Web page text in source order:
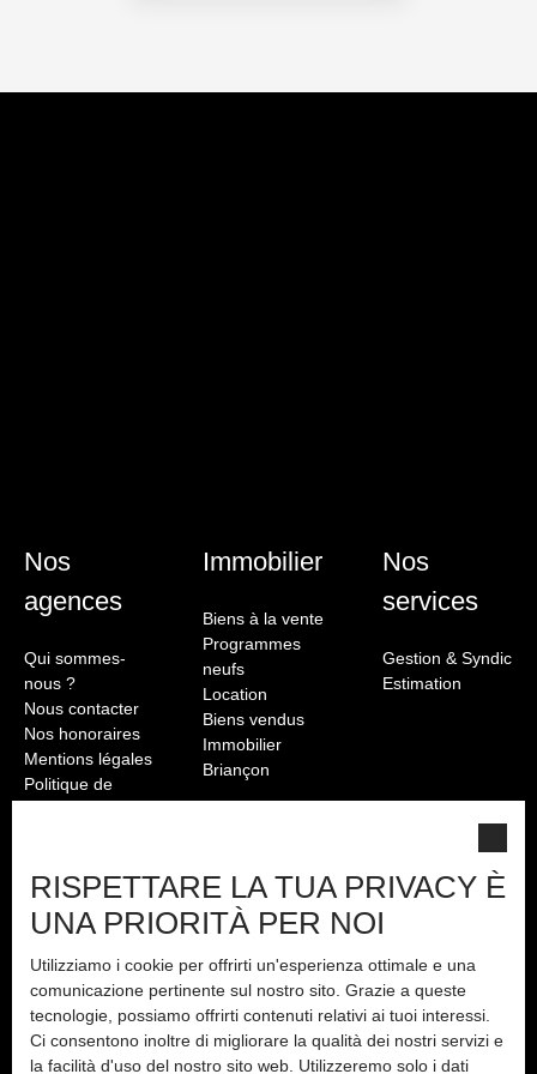
Nos
agences
Qui sommes-
nous ?
Nous contacter
Nos honoraires
Mentions légales
Politique de
Immobilier
Biens à la vente
Programmes
neufs
Location
Biens vendus
Immobilier
Briançon
Nos
services
Gestion & Syndic
Estimation
RISPETTARE LA TUA PRIVACY È
UNA PRIORITÀ PER NOI
Utilizziamo i cookie per offrirti un'esperienza ottimale e una
comunicazione pertinente sul nostro sito. Grazie a queste
tecnologie, possiamo offrirti contenuti relativi ai tuoi interessi.
Ci consentono inoltre di migliorare la qualità dei nostri servizi e
la facilità d'uso del nostro sito web. Utilizzeremo solo i dati